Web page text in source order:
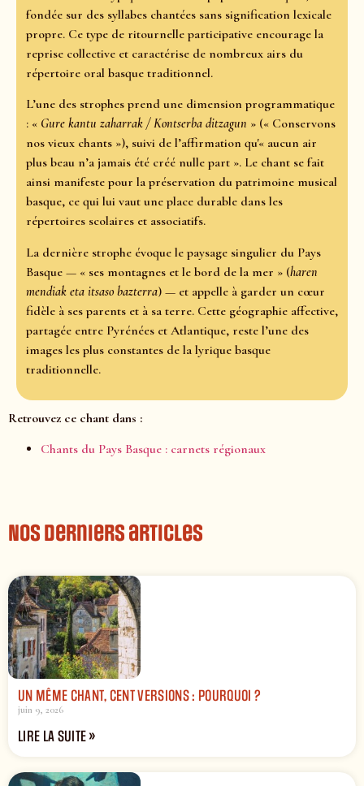
fondée sur des syllabes chantées sans signification lexicale
propre. Ce type de ritournelle participative encourage la
reprise collective et caractérise de nombreux airs du
répertoire oral basque traditionnel.
L’une des strophes prend une dimension programmatique
: « Gure kantu zaharrak / Kontserba ditzagun » (« Conservons
nos vieux chants »), suivi de l’affirmation qu'« aucun air
plus beau n’a jamais été créé nulle part ». Le chant se fait
ainsi manifeste pour la préservation du patrimoine musical
basque, ce qui lui vaut une place durable dans les
répertoires scolaires et associatifs.
La dernière strophe évoque le paysage singulier du Pays
Basque — « ses montagnes et le bord de la mer » (haren
mendiak eta itsaso bazterra) — et appelle à garder un cœur
fidèle à ses parents et à sa terre. Cette géographie affective,
partagée entre Pyrénées et Atlantique, reste l’une des
images les plus constantes de la lyrique basque
traditionnelle.
Retrouvez ce chant dans :
Chants du Pays Basque : carnets régionaux
Nos derniers articles
UN MÊME CHANT, CENT VERSIONS : POURQUOI ?
juin 9, 2026
LIRE LA SUITE »